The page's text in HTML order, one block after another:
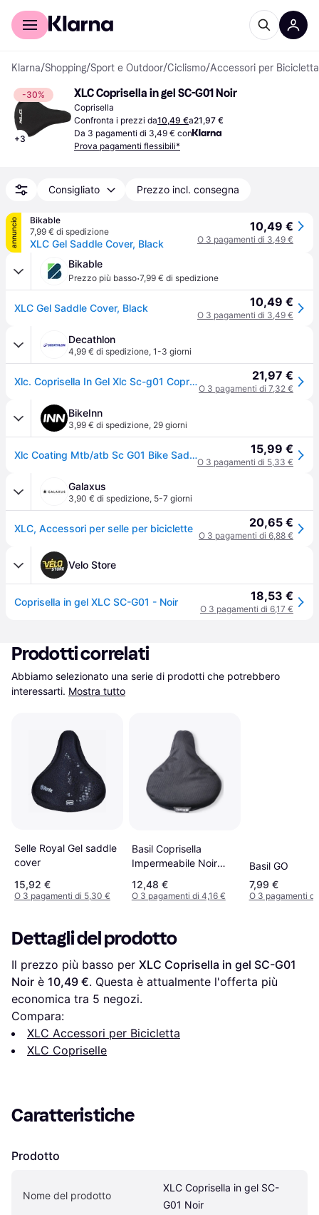
Per il tuo shopping
Klarna/Shopping/Sport e Outdoor/Ciclismo/Accessori per Bicicletta
-30%
+3
XLC Coprisella in gel SC-G01 Noir
Coprisella
Confronta i prezzi da10,49 €a21,97 €
Da 3 pagamenti di 3,49 € con
Prova pagamenti flessibili*
Consigliato Prezzo incl. consegna
annuncio
Bikable
7,99 € di spedizione
XLC Gel Saddle Cover, Black
10,49 €
O 3 pagamenti di 3,49 €
Bikable
Prezzo più basso·7,99 € di spedizione
XLC Gel Saddle Cover, Black 10,49 €
O 3 pagamenti di 3,49 €
Decathlon
4,99 € di spedizione, 1-3 giorni
Xlc. Coprisella In Gel Xlc Sc-g01 Coprisella Ritiro Gratis - nero - sans taille 21,97 €
O 3 pagamenti di 7,32 €
BikeInn
3,99 € di spedizione, 29 giorni
Xlc Coating Mtb/atb Sc G01 Bike Saddle Cover Nero 15,99 €
O 3 pagamenti di 5,33 €
Galaxus
3,90 € di spedizione, 5-7 giorni
XLC, Accessori per selle per biciclette 20,65 €
O 3 pagamenti di 6,88 €
Velo Store
Coprisella in gel XLC SC-G01 - Noir 18,53 €
O 3 pagamenti di 6,17 €
Prodotti correlati
Abbiamo selezionato una serie di prodotti che potrebbero
interessarti. Mostra tutto
Selle Royal Gel saddle
cover
15,92 €
O 3 pagamenti di 5,30 €
Basil Coprisella
Impermeabile Noir
12,48 €
O 3 pagamenti di 4,16 €
Basil GO
7,99 €
O 3 pagamenti di
Dettagli del prodotto
Il prezzo più basso per XLC Coprisella in gel SC-G01
Noir è 10,49 €. Questa è attualmente l'offerta più
economica tra 5 negozi.
Compara:
XLC Accessori per Bicicletta
XLC Copriselle
Caratteristiche
Prodotto
Nome del prodotto
XLC Coprisella in gel SC-
G01 Noir